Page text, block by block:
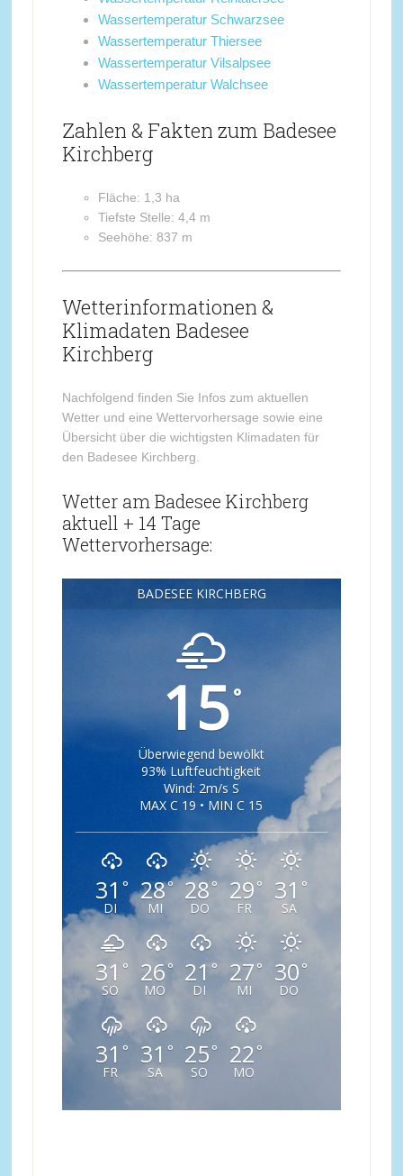
Wassertemperatur Schwarzsee
Wassertemperatur Thiersee
Wassertemperatur Vilsalpsee
Wassertemperatur Walchsee
Zahlen & Fakten zum Badesee
Kirchberg
Fläche: 1,3 ha
Tiefste Stelle: 4,4 m
Seehöhe: 837 m
Wetterinformationen &
Klimadaten Badesee
Kirchberg
Nachfolgend finden Sie Infos zum aktuellen
Wetter und eine Wettervorhersage sowie eine
Übersicht über die wichtigsten Klimadaten für
den Badesee Kirchberg.
Wetter am Badesee Kirchberg
aktuell + 14 Tage
Wettervorhersage:
BADESEE KIRCHBERG
15°
Überwiegend bewölkt
93% Luftfeuchtigkeit
Wind: 2m/s S
MAX C 19 • MIN C 15
31 °
DI
28°
MI
28°
DO
29 °
FR
31 °
SA
31 °
SO
26°
MO
21°
DI
27 °
MI
30 °
DO
31 °
FR
31 °
SA
25 °
SO
22 °
MO